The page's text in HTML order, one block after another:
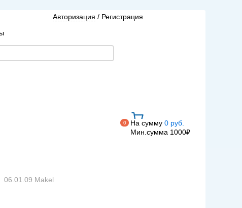
Авторизация / Регистрация
0 На сумму 0 руб.
Мин.сумма 1000₽
06.01.09 Makel